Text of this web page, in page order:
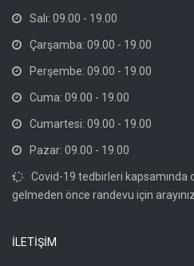
Salı: 09.00 - 19.00
Çarşamba: 09.00 - 19.00
Perşembe: 09.00 - 19.00
Cuma: 09.00 - 19.00
Cumartesi: 09.00 - 19.00
Pazar: 09.00 - 19.00
Covid-19 tedbirleri kapsamında
gelmeden önce randevu için
İLETİŞİM